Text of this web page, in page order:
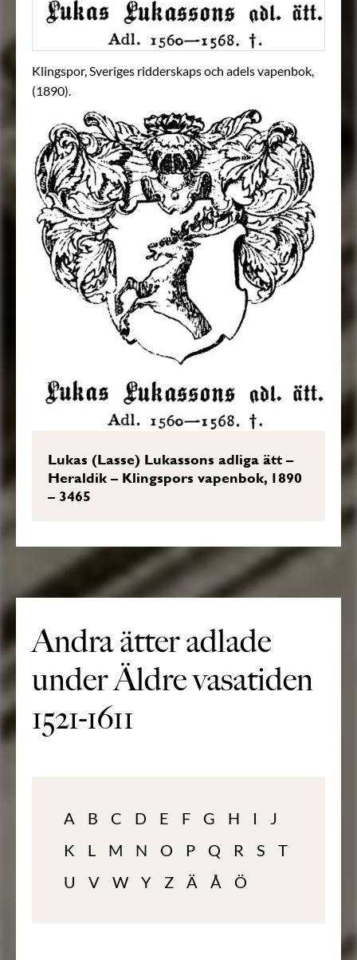
Klingspor, Sveriges ridderskaps och adels vapenbok,
(1890).
Lukas (Lasse) Lukassons adliga ätt –
Heraldik – Klingspors vapenbok, 1890
– 3465
Andra ätter adlade
under Äldre vasatiden
1521-1611
A B C D E F G H I
J
K
L M N O P Q R S
T
U
V W Y Z Ä Å Ö